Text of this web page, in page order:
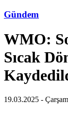
Gündem
WMO:
Sıcak
19.03.2025 -